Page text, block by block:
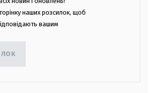
наших розсилок, щоб
вашим